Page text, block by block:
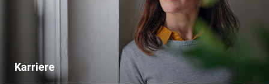
Karriere